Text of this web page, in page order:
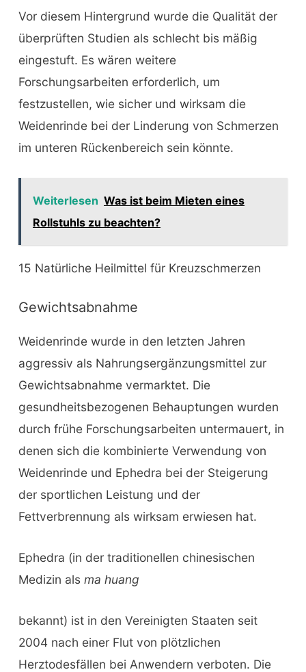
Vor diesem Hintergrund wurde die Qualität der
überprüften Studien als schlecht bis mäßig
eingestuft. Es wären weitere
Forschungsarbeiten erforderlich, um
festzustellen, wie sicher und wirksam die
Weidenrinde bei der Linderung von Schmerzen
im unteren Rückenbereich sein könnte.
Weiterlesen Was ist beim Mieten eines
Rollstuhls zu beachten?
15 Natürliche Heilmittel für Kreuzschmerzen
Gewichtsabnahme
Weidenrinde wurde in den letzten Jahren
aggressiv als Nahrungsergänzungsmittel zur
Gewichtsabnahme vermarktet. Die
gesundheitsbezogenen Behauptungen wurden
durch frühe Forschungsarbeiten untermauert, in
denen sich die kombinierte Verwendung von
Weidenrinde und Ephedra bei der Steigerung
der sportlichen Leistung und der
Fettverbrennung als wirksam erwiesen hat.
Ephedra (in der traditionellen chinesischen
Medizin als ma huang
bekannt) ist in den Vereinigten Staaten seit
2004 nach einer Flut von plötzlichen
Herztodesfällen bei Anwendern verboten. Die